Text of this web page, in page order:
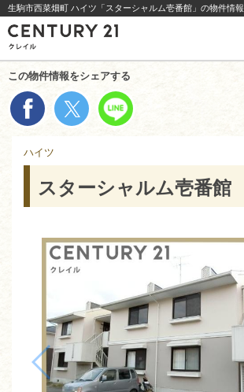
生駒市西菜畑町 ハイツ「スターシャルム壱番館」の物件情報
この物件情報をシェアする
ハイツ
スターシャルム壱番館